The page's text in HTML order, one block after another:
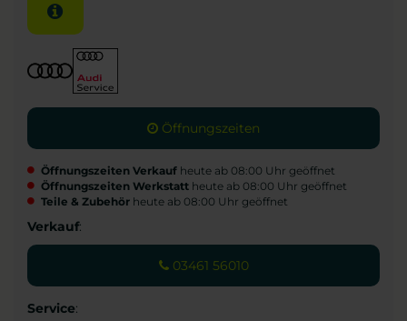
Öffnungszeiten
Öffnungszeiten Verkaufheute ab 08:00 Uhr geöffnet
Öffnungszeiten Werkstattheute ab 08:00 Uhr geöffnet
Teile & Zubehörheute ab 08:00 Uhr geöffnet
Verkauf:
03461 56010
Service: